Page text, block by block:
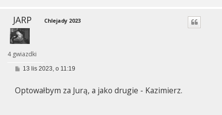
JARP
4 gwiazdki
Chlejady 2023
P
t
13 lis 2023, o 11:19
Optowałbym za Jurą, a jako drugie - Kazimierz.